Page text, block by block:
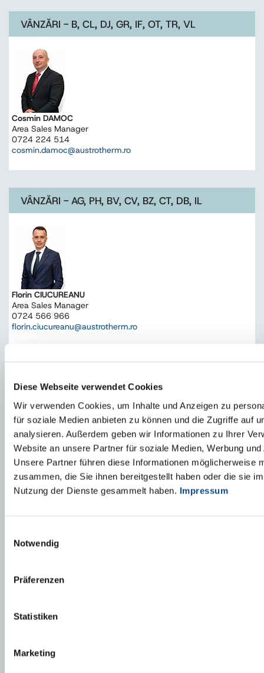
Diese Webseite verwendet Cookies
Wir verwenden Cookies, um Inhalte und Anzeigen zu
für soziale Medien anbieten zu können und die Zugriffe auf
analysieren. Außerdem geben wir Informationen zu Ihrer
Website an unsere Partner für soziale Medien, Werbung
Unsere Partner führen diese Informationen möglicherweise
zusammen, die Sie ihnen bereitgestellt haben oder die sie
Nutzung der Dienste gesammelt haben. Impressum
Notwendig
Präferenzen
Statistiken
Marketing
VÂNZĂRI - B, CL, DJ, GR, IF, OT, TR, VL
Cosmin DAMOC
Area Sales Manager
0724 224 514
cosmin.damoc@austrotherm.ro
VÂNZĂRI - AG, PH, BV, CV, BZ, CT, DB, IL
Florin CIUCUREANU
Area Sales Manager
0724 566 966
florin.ciucureanu@austrotherm.ro
Area Sales Manager
0722 236 813
Attila HERCSIK
Area Sales Manager